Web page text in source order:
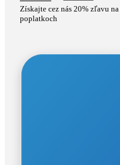
Získajte cez nás 20% zľavu
poplatkoch